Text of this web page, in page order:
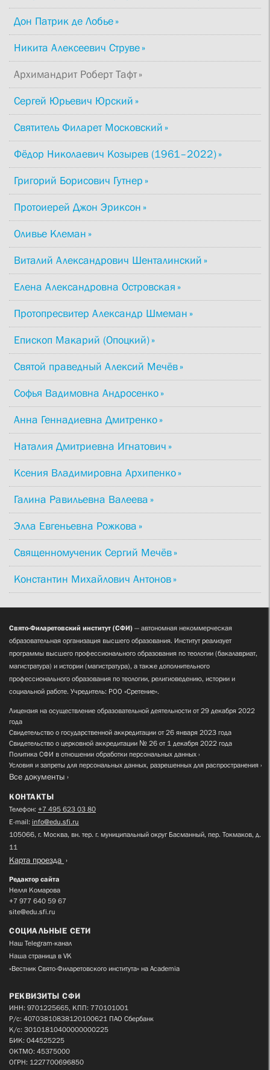
Дон Патрик де Лобье
Никита Алексеевич Струве
Архимандрит Роберт Тафт
Сергей Юрьевич Юрский
Святитель Филарет Московский
Фёдор Николаевич Козырев (1961–2022)
Григорий Борисович Гутнер
Протоиерей Джон Эриксон
Оливье Клеман
Виталий Александрович Шенталинский
Елена Александровна Островская
Протопресвитер Александр Шмеман
Епископ Макарий (Опоцкий)
Святой праведный Алексий Мечёв
Софья Вадимовна Андросенко
Анна Геннадиевна Дмитренко
Наталия Дмитриевна Игнатович
Ксения Владимировна Архипенко
Галина Равильевна Валеева
Элла Евгеньевна Рожкова
Священномученик Сергий Мечёв
Константин Михайлович Антонов
Свято-Филаретовский институт (СФИ) — автономная некоммерческая
образовательная организация высшего образования. Институт реализует
программы высшего профессионального образования по теологии (бакалавриат,
магистратура) и истории (магистратура), а также дополнительного
профессионального образования по теологии, религиоведению, истории и
социальной работе. Учредитель: РОО «Сретение».
Лицензия на осуществление образовательной деятельности от 29 декабря 2022
года
Свидетельство о государственной аккредитации от 26 января 2023 года
Свидетельство о церковной аккредитации № 26 от 1 декабря 2022 года
Политика СФИ в отношении обработки персональных данных
Условия и запреты для персональных данных, разрешенных для распространения
Все документы
КОНТАКТЫ
Телефон: +7 495 623 03 80
E-mail: info@edu.sfi.ru
105066, г. Москва, вн. тер. г. муниципальный округ Басманный, пер. Токмаков, д.
11
Карта проезда
Редактор сайта
Нелля Комарова
+7 977 640 59 67
site@edu.sfi.ru
СОЦИАЛЬНЫЕ СЕТИ
Наш Telegram-канал
Наша страница в VK
«Вестник Свято-Филаретовского института» на Academia
РЕКВИЗИТЫ СФИ
ИНН: 9701225665, КПП: 770101001
Р/с: 40703810838120100621 ПАО Сбербанк
К/с: 30101810400000000225
БИК: 044525225
ОКТМО: 45375000
ОГРН: 1227700696850